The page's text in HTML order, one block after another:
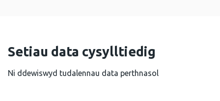
Setiau data cysylltiedig
Ni ddewiswyd tudalennau data perthnasol